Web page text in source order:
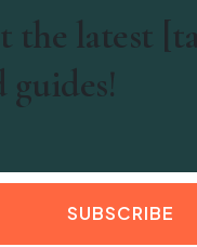
the latest
SUBSCRIBE